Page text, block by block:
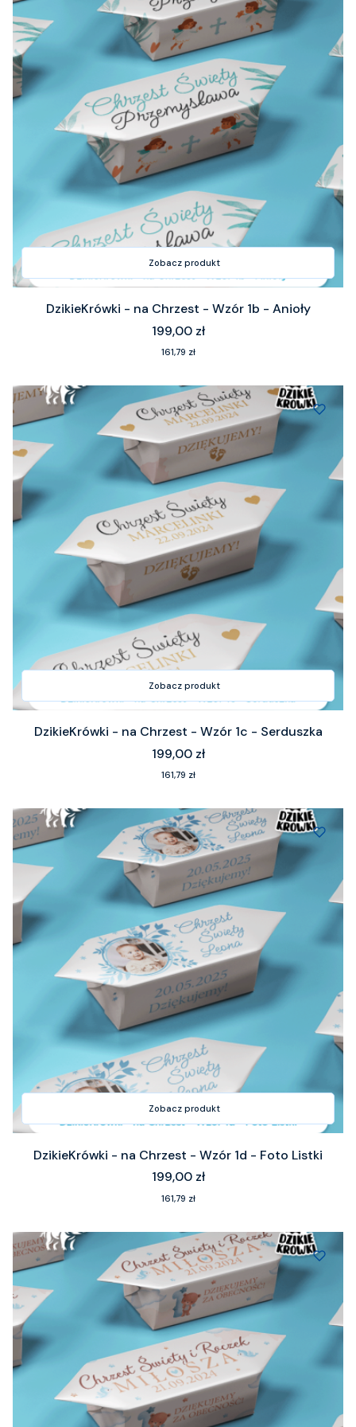
Zobacz produkt
DzikieKrówki - na Chrzest - Wzór 1b - Anioły
Cena
199,00 zł
Cena
161,79 zł
Zobacz produkt
DzikieKrówki - na Chrzest - Wzór 1c - Serduszka
Cena
199,00 zł
Cena
161,79 zł
Zobacz produkt
DzikieKrówki - na Chrzest - Wzór 1d - Foto Listki
Cena
199,00 zł
Cena
161,79 zł